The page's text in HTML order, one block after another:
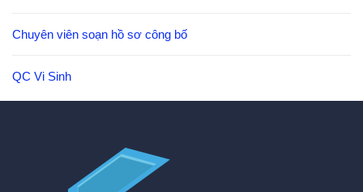
Chuyên viên soạn hồ sơ công bố
QC Vi Sinh